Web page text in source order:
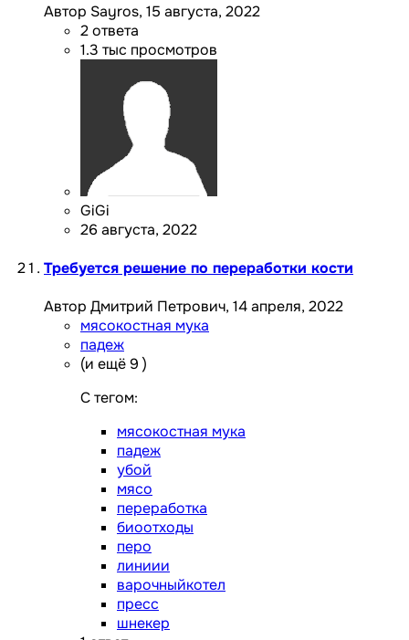
Автор Sayros, 15 августа, 2022
2ответа
1.3 тыс просмотров
GiGi
26 августа, 2022
Требуется решение по переработки кости
Автор Дмитрий Петрович, 14 апреля, 2022
мясокостная мука
падеж
(и ещё 9 )
C тегом:
мясокостная мука
падеж
убой
мясо
переработка
биоотходы
перо
линиии
варочныйкотел
пресс
шнекер